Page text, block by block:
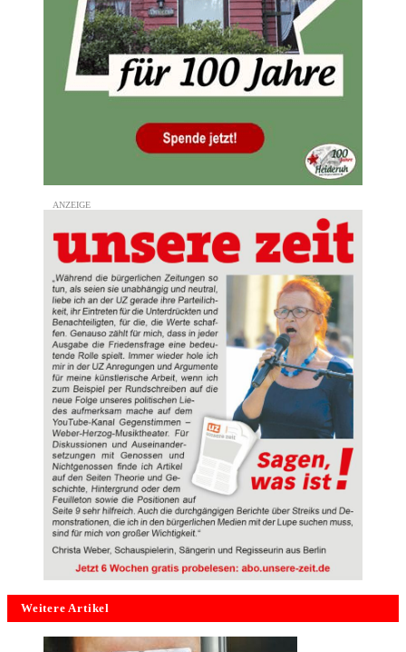
Weitere Artikel